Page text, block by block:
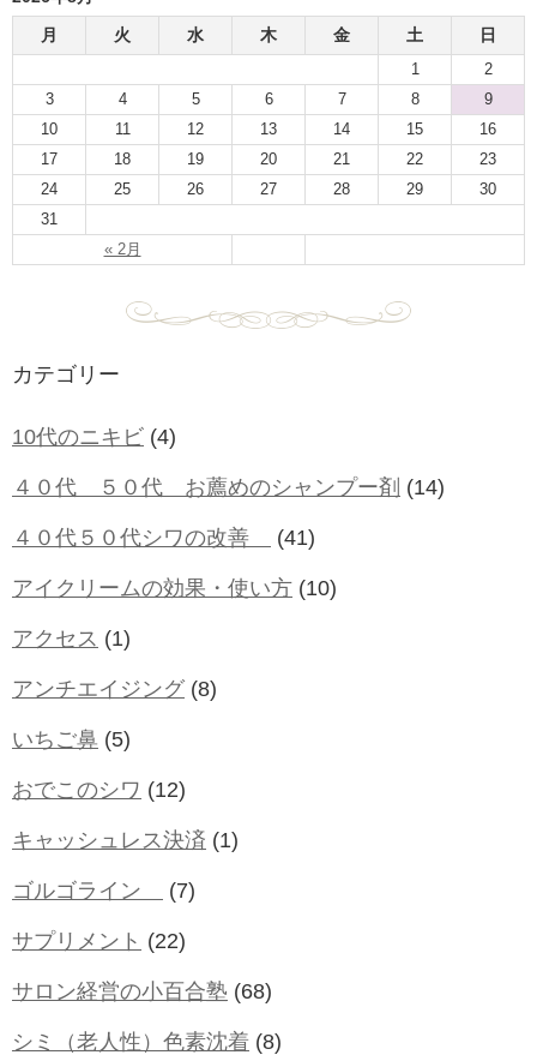
月
火 水 木 金 土 日
« 2月
1
2
3
4 5 6 7 8
9
10
11 12 13 14 15
16
17
18 19 20 21 22
23
24
25 26 27 28 29
30
31
カテゴリー
10代のニキビ (4)
４０代 ５０代 お薦めのシャンプー剤 (14)
４０代５０代シワの改善 (41)
アイクリームの効果・使い方 (10)
アクセス (1)
アンチエイジング (8)
いちご鼻 (5)
おでこのシワ (12)
キャッシュレス決済 (1)
ゴルゴライン (7)
サプリメント (22)
サロン経営の小百合塾 (68)
シミ（老人性）色素沈着 (8)